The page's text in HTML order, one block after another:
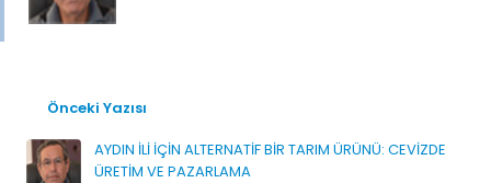
Önceki Yazısı
AYDIN İLİ İÇİN ALTERNATİF BİR TARIM ÜRÜNÜ: CEVİZDE
ÜRETİM VE PAZARLAMA